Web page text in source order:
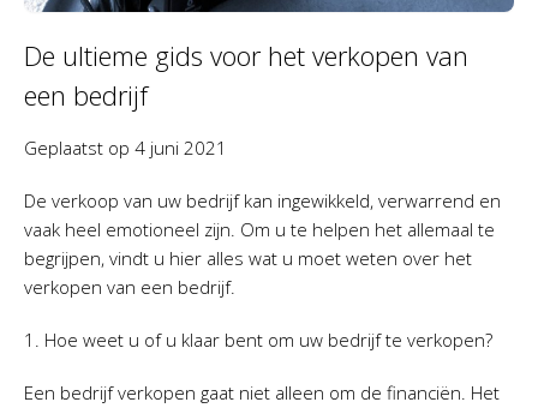
De ultieme gids voor het verkopen van
een bedrijf
Geplaatst op 4 juni 2021
De verkoop van uw bedrijf kan ingewikkeld, verwarrend en
vaak heel emotioneel zijn. Om u te helpen het allemaal te
begrijpen, vindt u hier alles wat u moet weten over het
verkopen van een bedrijf.
1. Hoe weet u of u klaar bent om uw bedrijf te verkopen?
Een bedrijf verkopen gaat niet alleen om de financiën. Het